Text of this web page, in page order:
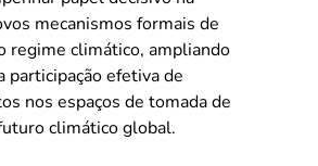
mecanismos formais de
regime climático, ampliando
participação efetiva de
nos espaços de tomada de
climático global.